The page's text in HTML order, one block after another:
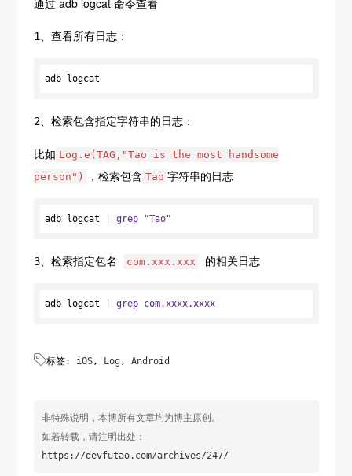
1、查看所有日志：
adb logcat
2、检索包含指定字符串的日志：
比如 Log.e(TAG,"Tao is the most handsome
person")
，检索包含 Tao 字符串的日志
adb logcat | grep "Tao"
3、检索指定包名 com.xxx.xxx 的相关日志
adb logcat | grep com.xxxx.xxxx
标签: iOS, Log , Android
非特殊说明，本博所有文章均为博主原创。
如若转载，请注明出处：
https://devfutao.com/archives/247/